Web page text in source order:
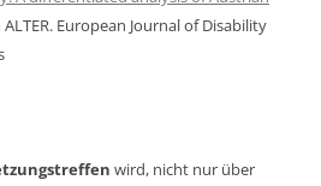
ALTER. European Journal of Disability
wird, nicht nur über